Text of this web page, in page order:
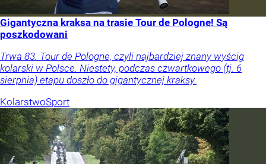
Gigantyczna kraksa na trasie Tour de Pologne! Są
poszkodowani
Trwa 83. Tour de Pologne, czyli najbardziej znany wyścig
kolarski w Polsce. Niestety, podczas czwartkowego (tj. 6
sierpnia) etapu doszło do gigantycznej kraksy.
KolarstwoSport